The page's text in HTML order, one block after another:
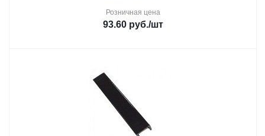
Розничная цена
93.60 руб./шт